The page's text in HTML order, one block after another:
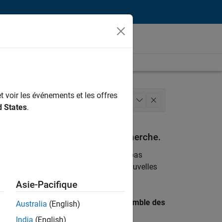
des processus logiciels
à vos critères de recherche.
. Si malgré tout vous ne trouvez pas
pour vous tenir au courant des nouvelles
par lieu pour trouver l’ensemble des
voir les événements et les offres
States.
Asie-Pacifique
Australia (English)
India (English)